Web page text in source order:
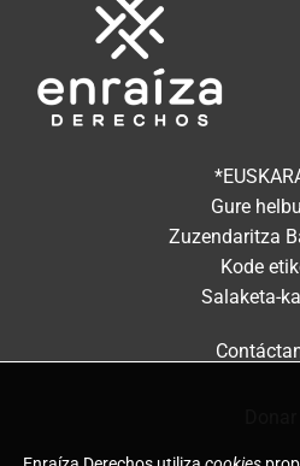
Gure
Zuzendaritza
Kode
Salaketa-